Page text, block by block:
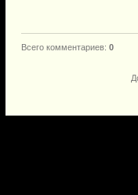
Всего комментариев: 0